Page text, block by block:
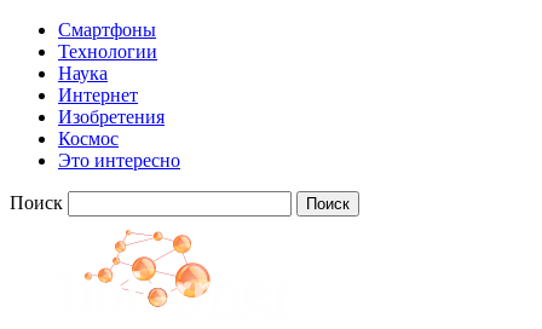
Смартфоны
Технологии
Наука
Интернет
Изобретения
Космос
Это интересно
Поиск